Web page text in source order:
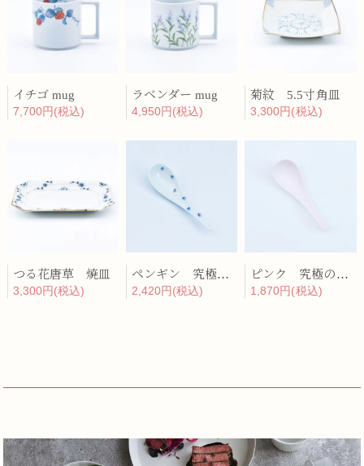
イチゴ mug
7,700円(税込)
ラベンダー mug
4,950円(税込)
菊紋 5.5寸角皿
3,300円(税込)
つる花唐草 焼皿
3,300円(税込)
ペンギン 究極のレンゲ
2,420円(税込)
ピンク 究極のレンゲ
1,870円(税込)